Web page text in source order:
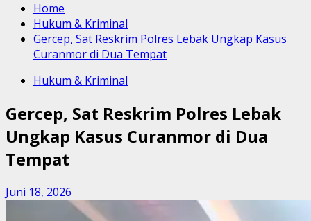
Home
Hukum & Kriminal
Gercep, Sat Reskrim Polres Lebak Ungkap Kasus
Curanmor di Dua Tempat
Hukum & Kriminal
Gercep, Sat Reskrim Polres Lebak
Ungkap Kasus Curanmor di Dua
Tempat
Juni 18, 2026